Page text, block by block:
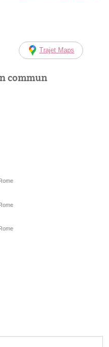
Trajet Maps
commun